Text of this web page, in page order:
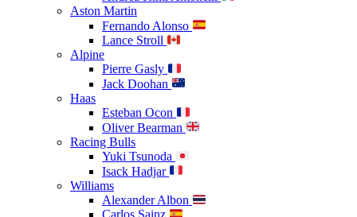
Aston Martin
Fernando Alonso
Lance Stroll
Alpine
Pierre Gasly
Jack Doohan
Haas
Esteban Ocon
Oliver Bearman
Racing Bulls
Yuki Tsunoda
Isack Hadjar
Williams
Alexander Albon